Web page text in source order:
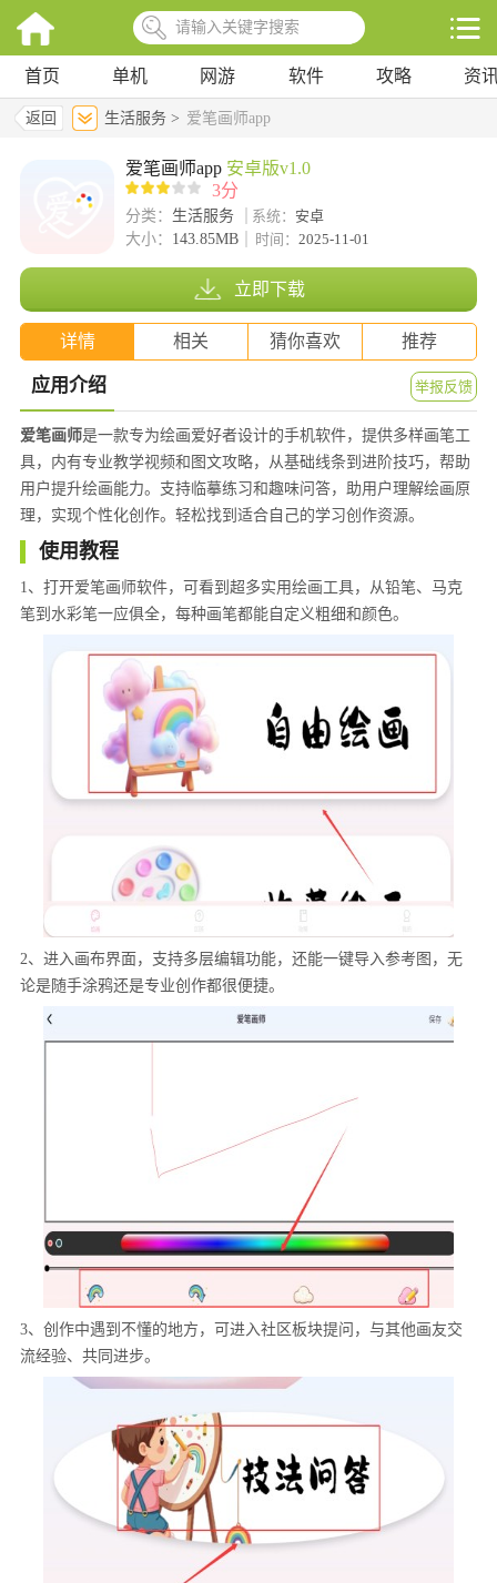
首页 单机 网游 软件 攻略 资
返回 生活服务 > 爱笔画师app
爱笔画师app 安卓版v1.0
3分
分类： 生活服务 系统： 安卓
大小： 143.85MB 时间： 2025-11-01
立即下载
详情 相关 猜你喜欢 推荐
应用介绍 举报反馈
爱笔画师是一款专为绘画爱好者设计的手机软件，提供多样画笔工
具，内有专业教学视频和图文攻略，从基础线条到进阶技巧，帮助
用户提升绘画能力。支持临摹练习和趣味问答，助用户理解绘画原
理，实现个性化创作。轻松找到适合自己的学习创作资源。
使用教程
1、打开爱笔画师软件，可看到超多实用绘画工具，从铅笔、马克
笔到水彩笔一应俱全，每种画笔都能自定义粗细和颜色。
2、进入画布界面，支持多层编辑功能，还能一键导入参考图，无
论是随手涂鸦还是专业创作都很便捷。
3、创作中遇到不懂的地方，可进入社区板块提问，与其他画友交
流经验、共同进步。